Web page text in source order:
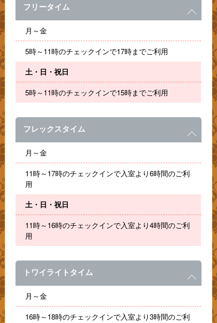
フリータイム
月～金
5時～11時のチェックインで17時までご利用
土・日・祝日
5時～11時のチェックインで15時までご利用
フレックスタイム
月～金
11時～17時のチェックインで入室より6時間のご利
用
土・日・祝日
11時～16時のチェックインで入室より4時間のご利
用
トワイライトタイム
月～金
16時～18時のチェックインで入室より3時間のご利